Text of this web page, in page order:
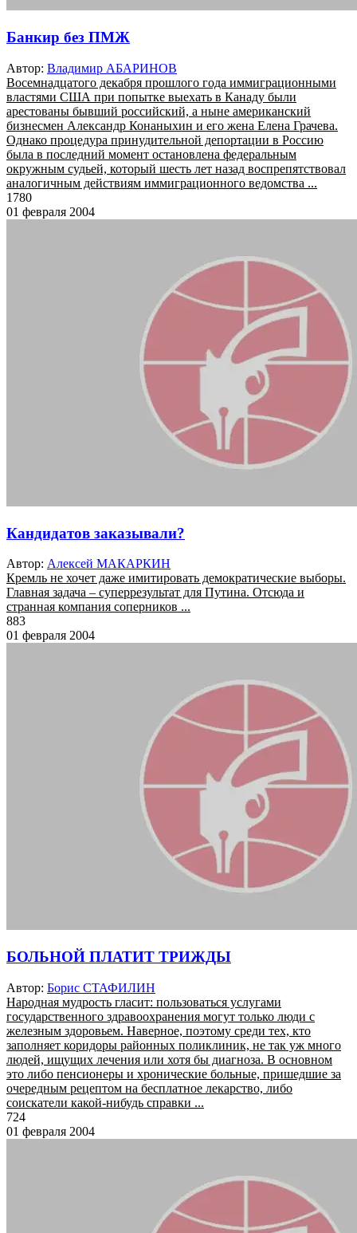
Банкир без ПМЖ
Автор: Владимир АБАРИНОВ
Восемнадцатого декабря прошлого года иммиграционными
властями США при попытке выехать в Канаду были
арестованы бывший российский, а ныне американский
бизнесмен Александр Конаныхин и его жена Елена Грачева.
Однако процедура принудительной депортации в Россию
была в последний момент остановлена федеральным
окружным судьей, который шесть лет назад воспрепятствовал
аналогичным действиям иммиграционного ведомства ...
1780
01 февраля 2004
Кандидатов заказывали?
Автор: Алексей МАКАРКИН
Кремль не хочет даже имитировать демократические выборы.
Главная задача – суперрезультат для Путина. Отсюда и
странная компания соперников ...
883
01 февраля 2004
БОЛЬНОЙ ПЛАТИТ ТРИЖДЫ
Автор: Борис СТАФИЛИН
Народная мудрость гласит: пользоваться услугами
государственного здравоохранения могут только люди с
железным здоровьем. Наверное, поэтому среди тех, кто
заполняет коридоры районных поликлиник, не так уж много
людей, ищущих лечения или хотя бы диагноза. В основном
это либо пенсионеры и хронические больные, пришедшие за
очередным рецептом на бесплатное лекарство, либо
соискатели какой-нибудь справки ...
724
01 февраля 2004